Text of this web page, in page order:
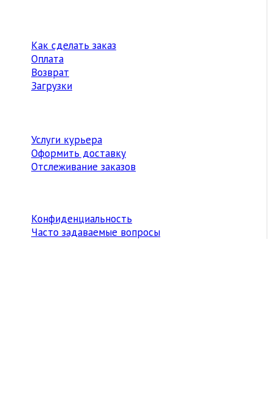
Как сделать заказ
Оплата
Возврат
Загрузки
Услуги курьера
Оформить доставку
Отслеживание заказов
Конфиденциальность
Часто задаваемые вопросы